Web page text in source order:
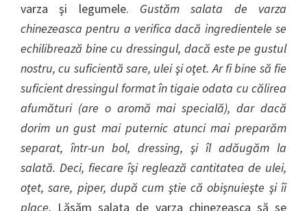
varza şi legumele. Gustăm salata de varza
chinezeasca pentru a verifica dacă ingredientele se
echilibrează bine cu dressingul, dacă este pe gustul
nostru, cu suficientă sare, ulei şi oţet. Ar fi bine să fie
suficient dressingul format în tigaie odata cu călirea
afumături (are o aromă mai specială), dar dacă
dorim un gust mai puternic atunci mai preparăm
separat, într-un bol, dressing, şi îl adăugăm la
salată. Deci, fiecare îşi reglează cantitatea de ulei,
oţet, sare, piper, după cum ştie că obişnuieşte şi îi
place. Lăsăm salata de varza chinezeasca să se